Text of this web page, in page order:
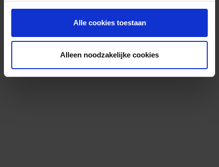
Alle cookies toestaan
Alleen noodzakelijke cookies